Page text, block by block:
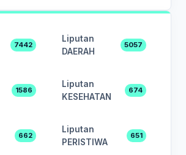
7442
Liputan
DAERAH
5057
1586
Liputan
KESEHATAN
674
662
Liputan
PERISTIWA
651